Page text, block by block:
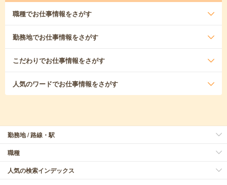
職種でお仕事情報をさがす
勤務地でお仕事情報をさがす
こだわりでお仕事情報をさがす
人気のワードでお仕事情報をさがす
勤務地 / 路線・駅
職種
人気の検索インデックス